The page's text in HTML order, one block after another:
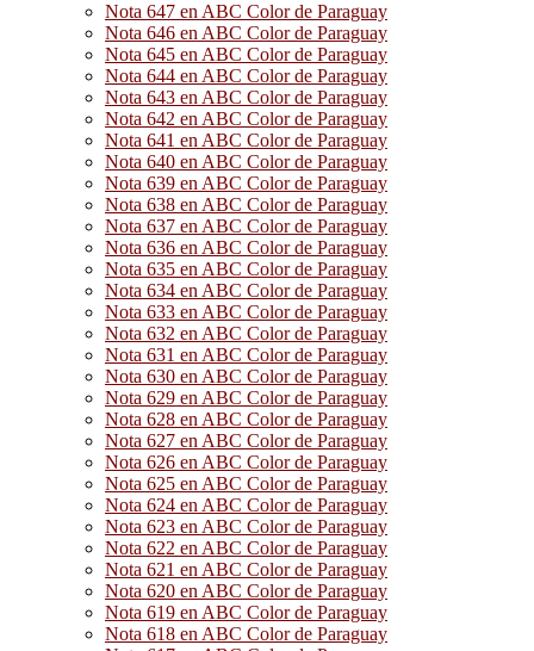
Nota 647 en ABC Color de Paraguay
Nota 646 en ABC Color de Paraguay
Nota 645 en ABC Color de Paraguay
Nota 644 en ABC Color de Paraguay
Nota 643 en ABC Color de Paraguay
Nota 642 en ABC Color de Paraguay
Nota 641 en ABC Color de Paraguay
Nota 640 en ABC Color de Paraguay
Nota 639 en ABC Color de Paraguay
Nota 638 en ABC Color de Paraguay
Nota 637 en ABC Color de Paraguay
Nota 636 en ABC Color de Paraguay
Nota 635 en ABC Color de Paraguay
Nota 634 en ABC Color de Paraguay
Nota 633 en ABC Color de Paraguay
Nota 632 en ABC Color de Paraguay
Nota 631 en ABC Color de Paraguay
Nota 630 en ABC Color de Paraguay
Nota 629 en ABC Color de Paraguay
Nota 628 en ABC Color de Paraguay
Nota 627 en ABC Color de Paraguay
Nota 626 en ABC Color de Paraguay
Nota 625 en ABC Color de Paraguay
Nota 624 en ABC Color de Paraguay
Nota 623 en ABC Color de Paraguay
Nota 622 en ABC Color de Paraguay
Nota 621 en ABC Color de Paraguay
Nota 620 en ABC Color de Paraguay
Nota 619 en ABC Color de Paraguay
Nota 618 en ABC Color de Paraguay